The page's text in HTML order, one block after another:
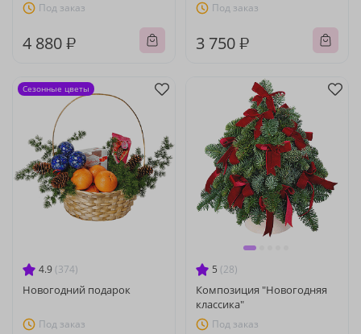
Под заказ
4 880 ₽
Под заказ
3 750 ₽
4.9 (374)
Новогодний подарок
Под заказ
Сезонные цветы
5 (28)
Композиция "Новогодняя
классика"
Под заказ